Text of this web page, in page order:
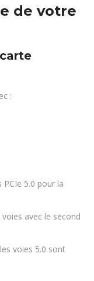
de votre
:
5.0 pour la
avec le second
voies 5.0 sont